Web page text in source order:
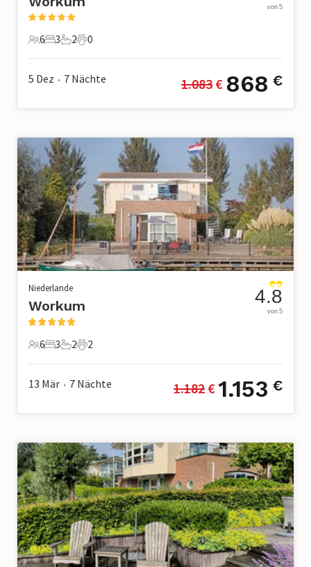
6 Gäste
6
3 Schlafzimmer
3
2 Badezimmer
2
0 Haustiere
0
von 5
5 Dez • 7 Nächte 1.083 € 868 €
Niederlande
Workum
6 Gäste
6
3 Schlafzimmer
3
2 Badezimmer
2
2 Haustiere
2
4.8
von 5
13 Mär • 7 Nächte 1.182 € 1.153 €